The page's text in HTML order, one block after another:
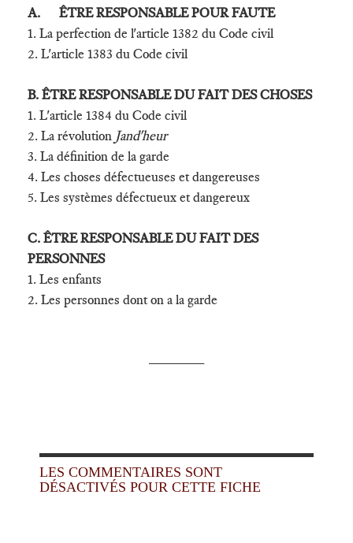
A. ÊTRE RESPONSABLE POUR FAUTE
1. La perfection de l'article 1382 du Code civil
2. L'article 1383 du Code civil
B. ÊTRE RESPONSABLE DU FAIT DES CHOSES
1. L'article 1384 du Code civil
2. La révolution Jand'heur
3. La définition de la garde
4. Les choses défectueuses et dangereuses
5. Les systèmes défectueux et dangereux
C. ÊTRE RESPONSABLE DU FAIT DES
PERSONNES
1. Les enfants
2. Les personnes dont on a la garde
LES COMMENTAIRES SONT
DÉSACTIVÉS POUR CETTE FICHE